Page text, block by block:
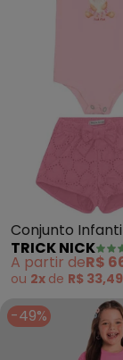
Conjunto
com Shorts
TRICK NICK
A partir deR$
ou 2x de R$ 33,49
-49%